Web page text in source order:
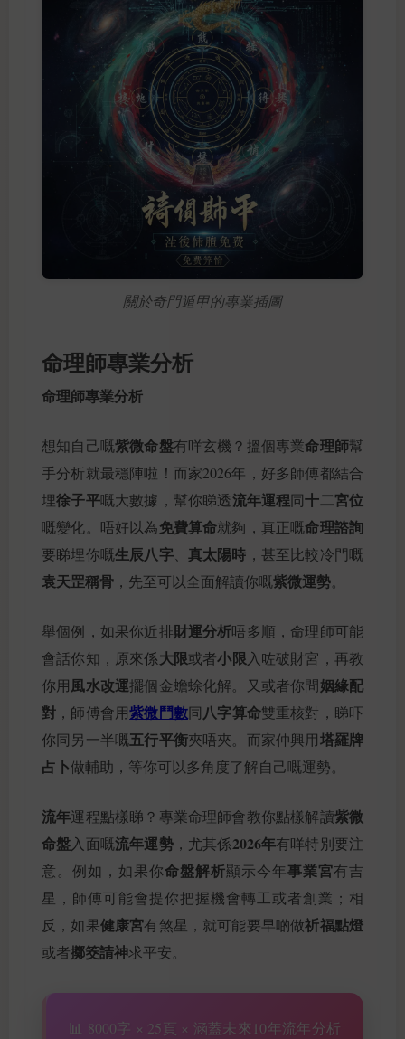
關於奇門遁甲的專業插圖
命理師專業分析
命理師專業分析
想知自己嘅紫微命盤有咩玄機？搵個專業命理師幫
手分析就最穩陣啦！而家2026年，好多師傅都結合
埋徐子平嘅大數據，幫你睇透流年運程同十二宮位
嘅變化。唔好以為免費算命就夠，真正嘅命理諮詢
要睇埋你嘅生辰八字、 真太陽時 ，甚至比較冷門嘅
袁天罡稱骨 ，先至可以全面解讀你嘅紫微運勢。
舉個例，如果你近排財運分析唔多順，命理師可能
會話你知，原來係大限或者小限 入咗破財宮，再教
你用風水改運擺個金蟾蜍化解。又或者你問姻緣配
對 ，師傅會用紫微鬥數同八字算命雙重核對，睇吓
你同另一半嘅五行平衡夾唔夾。而家仲興用塔羅牌
占卜做輔助，等你可以多角度了解自己嘅運勢。
流年運程點樣睇？專業命理師會教你點樣解讀紫微
命盤入面嘅流年運勢，尤其係2026年有咩特別要注
意。例如，如果你命盤解析顯示今年事業宮有吉
星，師傅可能會提你把握機會轉工或者創業；相
反，如果健康宮有煞星，就可能要早啲做祈福點燈
或者擲筊請神求平安。
📊 8000字 × 25頁 × 涵蓋未來10年流年分析